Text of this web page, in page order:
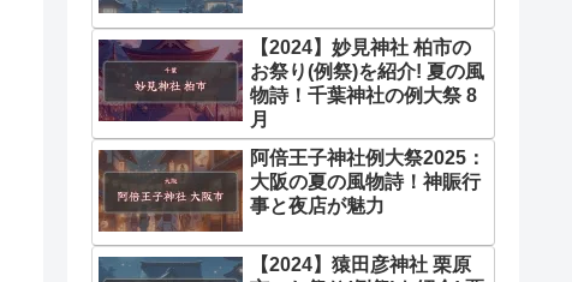
【2024】妙見神社 柏市の
お祭り(例祭)を紹介! 夏の風
物詩！千葉神社の例大祭 8
月
阿倍王子神社例大祭2025：
大阪の夏の風物詩！神賑行
事と夜店が魅力
【2024】猿田彦神社 栗原